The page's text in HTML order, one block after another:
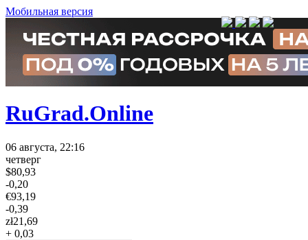
Мобильная версия
RuGrad.Online
06 августа, 22:16
четверг
$80,93
-0,20
€93,19
-0,39
zł21,69
+ 0,03